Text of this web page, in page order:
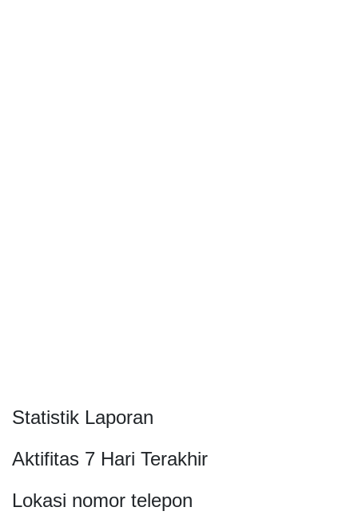
Statistik Laporan
Aktifitas 7 Hari Terakhir
Lokasi nomor telepon